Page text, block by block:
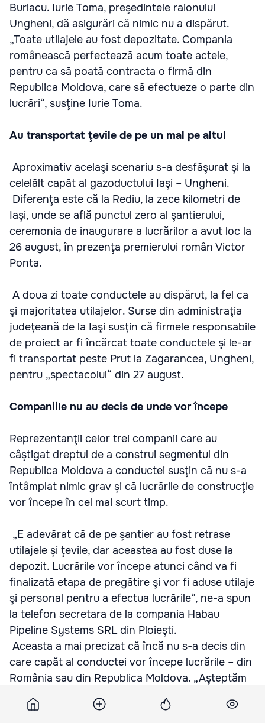
Burlacu. Iurie Toma, preşedintele raionului
Ungheni, dă asigurări că nimic nu a dispărut.
„Toate utilajele au fost depozitate. Compania
românească perfectează acum toate actele,
pentru ca să poată contracta o firmă din
Republica Moldova, care să efectueze o parte din
lucrări“, susţine Iurie Toma.
Au transportat ţevile de pe un mal pe altul
Aproximativ acelaşi scenariu s-a desfăşurat şi la
celelălt capăt al gazoductului Iaşi – Ungheni.
Diferenţa este că la Rediu, la zece kilometri de
Iaşi, unde se află punctul zero al şantierului,
ceremonia de inaugurare a lucrărilor a avut loc la
26 august, în prezenţa premierului român Victor
Ponta.
A doua zi toate conductele au dispărut, la fel ca
şi majoritatea utilajelor. Surse din administraţia
judeţeană de la Iaşi susţin că firmele responsabile
de proiect ar fi încărcat toate conductele şi le-ar
fi transportat peste Prut la Zagarancea, Ungheni,
pentru „spectacolul“ din 27 august.
Companiile nu au decis de unde vor începe
Reprezentanţii celor trei companii care au
câştigat dreptul de a construi segmentul din
Republica Moldova a conductei susţin că nu s-a
întâmplat nimic grav şi că lucrările de construcţie
vor începe în cel mai scurt timp.
„E adevărat că de pe şantier au fost retrase
utilajele şi ţevile, dar aceastea au fost duse la
depozit. Lucrările vor începe atunci când va fi
finalizată etapa de pregătire şi vor fi aduse utilaje
şi personal pentru a efectua lucrările“, ne-a spun
la telefon secretara de la compania Habau
Pipeline Systems SRL din Ploieşti.
Aceasta a mai precizat că încă nu s-a decis din
care capăt al conductei vor începe lucrările – din
România sau din Republica Moldova. „Aşteptăm
Prut.